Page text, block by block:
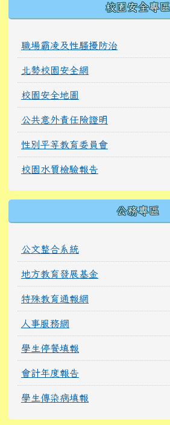
校園安全專區
職場霸凌及性騷擾防治
北勢校園安全網
校園安全地圖
公共意外責任險證明
性別平等教育委員會
校園水質檢驗報告
公務專區
公文整合系統
地方教育發展基金
特殊教育通報網
人事服務網
學生停餐填報
會計年度報告
學生傳染病填報